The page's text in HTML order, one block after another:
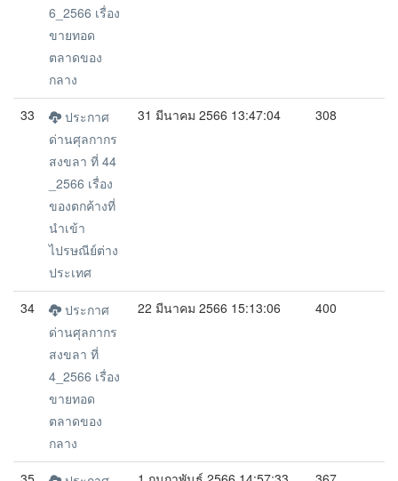
6_2566 เรื่อง
ขายทอด
ตลาดของ
กลาง
33
ประกาศ
ด่านศุลกากร
สงขลา ที่ 44
_2566 เรื่อง
ของตกค้างที่
นำเข้า
ไปรษณีย์ต่าง
ประเทศ
31 มีนาคม 2566 13:47:04 308
34
ประกาศ
ด่านศุลกากร
สงขลา ที่
4_2566 เรื่อง
ขายทอด
ตลาดของ
กลาง
22 มีนาคม 2566 15:13:06 400